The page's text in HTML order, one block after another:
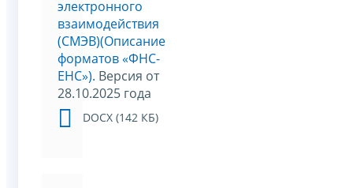
электронного
взаимодействия
(СМЭВ)(Описание
форматов «ФНС-
ЕНС»). Версия от
28.10.2025 года
DOCX (142 КБ)